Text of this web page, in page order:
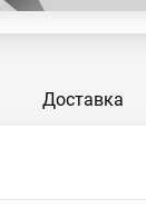
Доставка